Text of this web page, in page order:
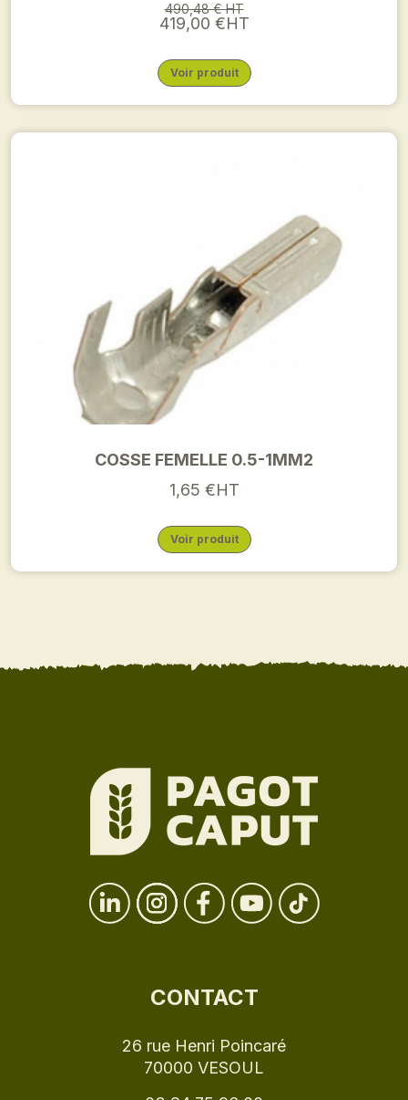
490,48 € HT
419,00 €HT
Voir produit
COSSE FEMELLE 0.5-1MM2
1,65 €HT
Voir produit
CONTACT
26 rue Henri Poincaré
70000 VESOUL